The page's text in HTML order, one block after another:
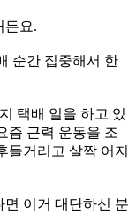
든요.
순간 집중해서 한
택배 일을 하고 있
즘 근력 운동을 조
들거리고 살짝 어지
이거 대단하신 분